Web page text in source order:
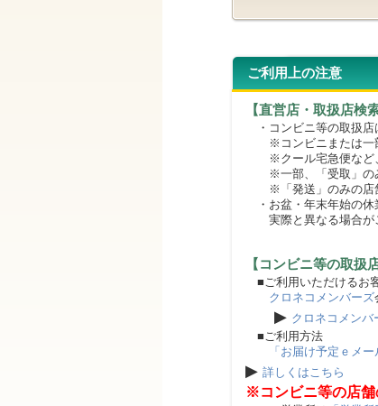
ご利用上の注意
【直営店・取扱店検
・コンビニ等の取扱店
※コンビニまたは一部
※クール宅急便など、
※一部、「受取」のみ
※「発送」のみの店舗
・お盆・年末年始の休
実際と異なる場合が
【コンビニ等の取
■ご利用いただけるお
クロネコメンバーズ
▶ クロネコメンバ
■ご利用方法
「お届け予定ｅメー
▶ 詳しくはこちら
※コンビニ等の店舗